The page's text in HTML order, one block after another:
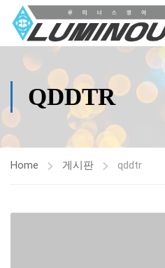
QDDTR
Home 게시판 qddtr